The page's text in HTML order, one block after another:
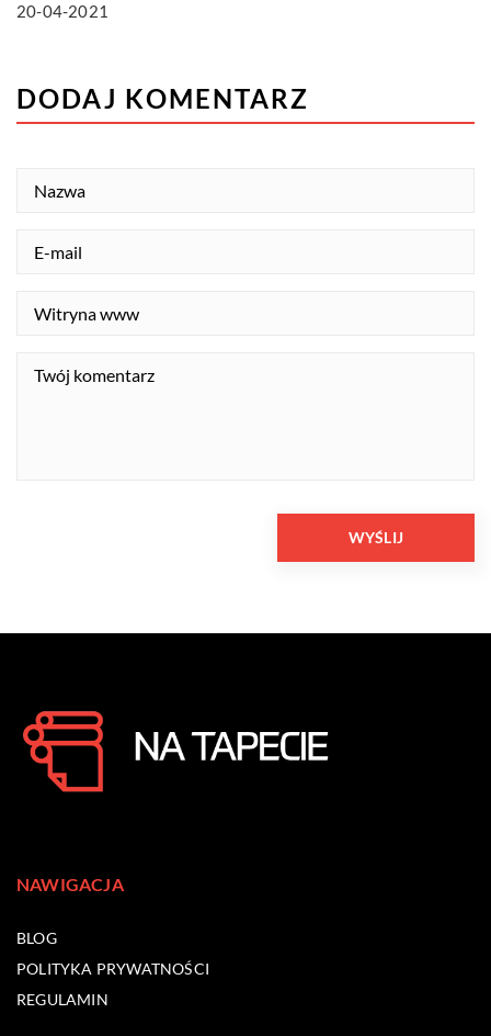
20-04-2021
DODAJ KOMENTARZ
NAWIGACJA
BLOG
POLITYKA PRYWATNOŚCI
REGULAMIN